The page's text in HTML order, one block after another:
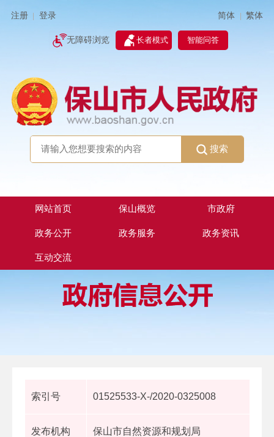
注册 登录 简体 | 繁体
无障碍浏览 长者模式 智能问答
搜索
网站首页 保山概览 市政府
政务公开 政务服务 政务资讯
互动交流
索引号 01525533-X-/2020-0325008
发布机构 保山市自然资源和规划局